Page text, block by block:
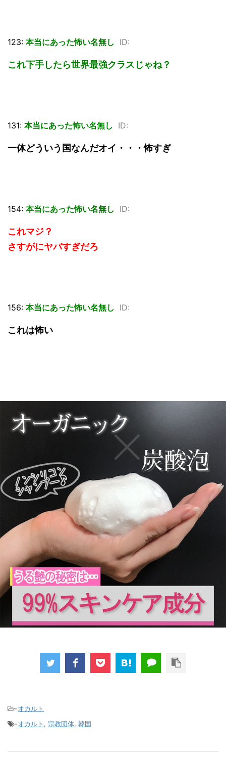
123: 本当にあった怖い名無し ID:
これ下手したら世界最強クラスじゃね？
131: 本当にあった怖い名無し ID:
一体どういう国なんだオイ・・・怖すぎ
154: 本当にあった怖い名無し ID:
これマジ？
さすがにヤバすぎだろ
156: 本当にあった怖い名無し ID:
これは怖い
-オカルト
-オカルト , 宗教団体, 韓国